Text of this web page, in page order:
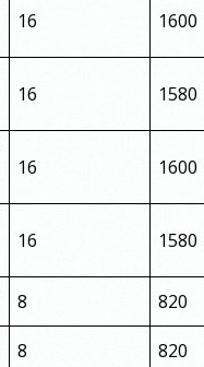
16 1600
16 1580
16 1600
16 1580
8 820
8 820